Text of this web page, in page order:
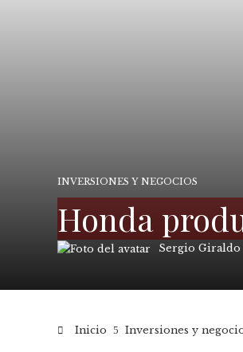
INVERSIONES Y NEGOCIOS
Honda
Sergio Giraldo
Inicio Inversiones y